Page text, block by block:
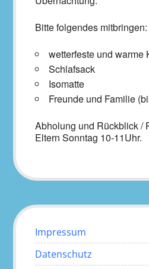
Bitte folgendes mitbringen:
wetterfeste und warme
Schlafsack
Isomatte
Freunde und Familie
Abholung und Rückblick /
Eltern Sonntag 10-11Uhr.
Impressum
Datenschutz